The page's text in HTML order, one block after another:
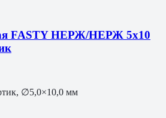
FASTY НЕРЖ/НЕРЖ 5х10
∅5,0×10,0 мм